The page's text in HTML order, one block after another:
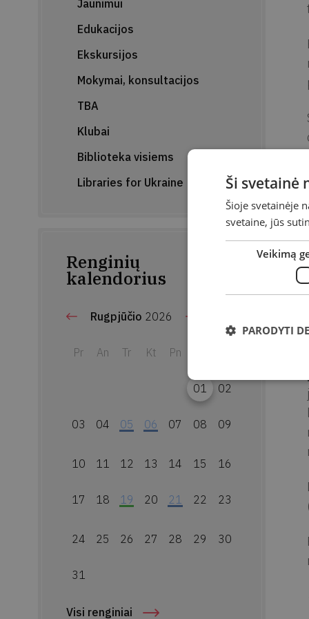
Jaunimui
Edukacijos
Ekskursijos
Mokymai, konsultacijos
TBA
Klubai
Biblioteka visiems
Libraries for Ukraine
Renginių
kalendorius
Rugpjūčio 2026
Pr An Tr Kt Pn
01 02
03 04 05 06 07 08 09
10 11 12 13 14 15 16
17 18 19 20 21 22 23
24 25 26 27 28 29 30
31
Visi renginiai
Ši svetainė
Šioje svetainėje
svetaine, jūs
Veikimą
PARODYTI